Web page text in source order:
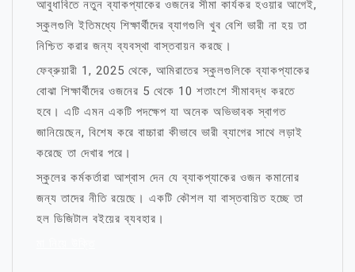
আবুধাবিতে নতুন ব্যাকপ্যাকের ওজনের সীমা কার্যকর হওয়ার আগেই,
স্কুলগুলি ইতিমধ্যে শিক্ষার্থীদের ব্যাগগুলি খুব বেশি ভারী না হয় তা
নিশ্চিত করার জন্য ব্যবস্থা বাস্তবায়ন করছে।
ফেব্রুয়ারী 1, 2025 থেকে, আমিরাতের স্কুলগুলিকে ব্যাকপ্যাকের
বোঝা শিক্ষার্থীদের ওজনের 5 থেকে 10 শতাংশে সীমাবদ্ধ করতে
হবে। এটি এমন একটি পদক্ষেপ যা অনেক অভিভাবক স্বাগত
জানিয়েছেন, বিশেষ করে বাচ্চারা কীভাবে ভারী ব্যাগের সাথে লড়াই
করেছে তা দেখার পরে।
স্কুলের কর্মকর্তারা আশ্বাস দেন যে ব্যাকপ্যাকের ওজন কমানোর
জন্য তাদের নীতি রয়েছে। একটি কৌশল যা বাস্তবায়িত হচ্ছে তা
হল ডিজিটাল বইয়ের ব্যবহার।